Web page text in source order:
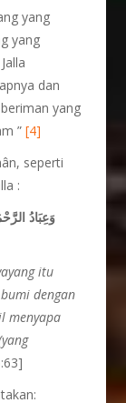
yang
yang
dan
yang
”[4]
seperti
:
وَعِبَادُ
itu
dengan
menyapa